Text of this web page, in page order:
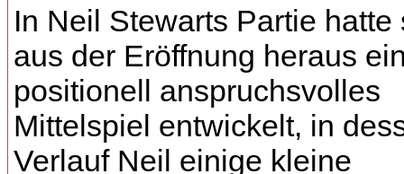
In Neil Stewarts Partie hatte
aus der Eröffnung heraus
positionell anspruchsvolles
Mittelspiel entwickelt, in
Verlauf Neil einige kleine